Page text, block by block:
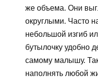
же объема. Они
округлыми. Часто
небольшой изгиб
бутылочку удобно
самому малышу.
наполнять любой